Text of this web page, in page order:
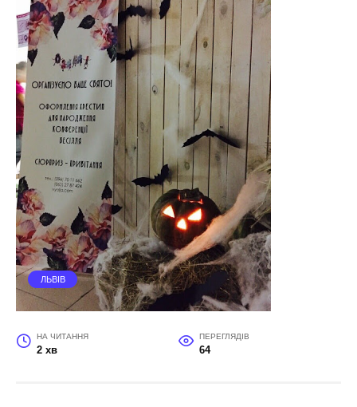
ЛЬВІВ
НА ЧИТАННЯ
2 хв
ПЕРЕГЛЯДІВ
64